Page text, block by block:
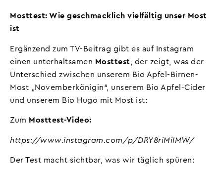
Mosttest: Wie geschmacklich vielfältig unser Most
ist
Ergänzend zum TV-Beitrag gibt es auf Instagram
einen unterhaltsamen Mosttest , der zeigt, was der
Unterschied zwischen unserem Bio Apfel-Birnen-
Most „Novemberkönigin“, unserem Bio Apfel-Cider
und unserem Bio Hugo mit Most ist:
Zum Mosttest-Video:
https://www.instagram.com/p/DRY8riMiIMW/
Der Test macht sichtbar, was wir täglich spüren: